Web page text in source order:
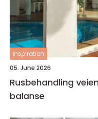
inspiration
05. June 2026
Rusbehandling veien fra avhengighet til
balanse